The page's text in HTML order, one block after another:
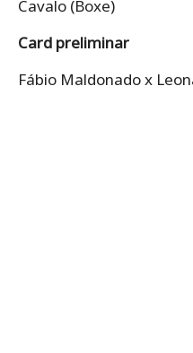
Cavalo (Boxe)
Card preliminar
Fábio Maldonado x